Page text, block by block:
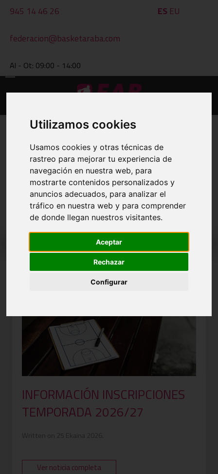
Utilizamos cookies
Usamos cookies y otras técnicas de
rastreo para mejorar tu experiencia de
navegación en nuestra web, para
mostrarte contenidos personalizados y
anuncios adecuados, para analizar el
tráfico en nuestra web y para comprender
de donde llegan nuestros visitantes.
Aceptar
Rechazar
Configurar
945 14 46 26
federacion@basketaraba.com
Al - Ot: 09:00 - 14:00
ES EU
INFORMACIÓN INSCRIPCIONES
TEMPORADA 2026/27
Written on 25 Ekaina 2026.
Ver noticia completa